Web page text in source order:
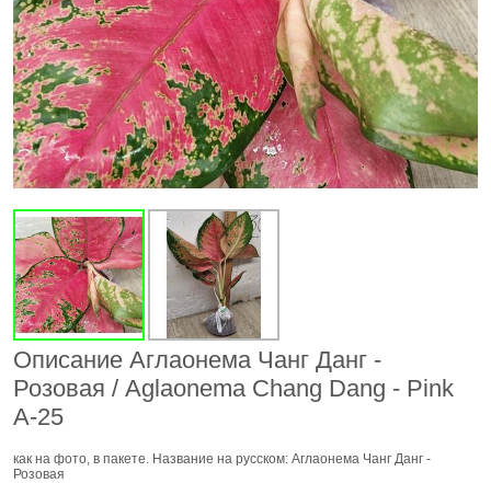
Описание Аглаонема Чанг Данг -
Розовая / Aglaonema Chang Dang - Pink
A-25
как на фото, в пакете. Название на русском: Аглаонема Чанг Данг -
Розовая